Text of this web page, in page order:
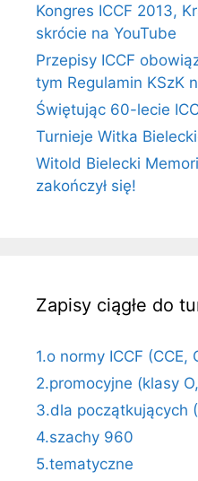
Kongres ICCF 2013,
skrócie na YouTube
Przepisy ICCF
tym Regulamin KSzK
Świętując 60-lecie
Turnieje Witka
Witold Bielecki
zakończył się!
Zapisy ciągłe do
1.o normy ICCF (CCE,
2.promocyjne (klasy
3.dla początkujących
4.szachy 960
5.tematyczne